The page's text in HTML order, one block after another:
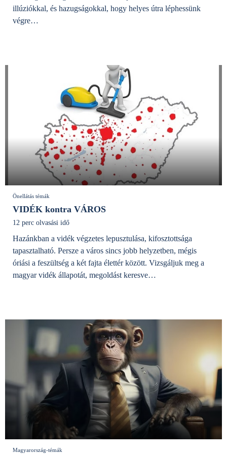
illúziókkal, és hazugságokkal, hogy helyes útra léphessünk
végre…
Önellátás témák
VIDÉK kontra VÁROS
12 perc olvasási idő
Hazánkban a vidék végzetes lepusztulása, kifosztottsága
tapasztalható. Persze a város sincs jobb helyzetben, mégis
óriási a feszültség a két fajta élettér között. Vizsgáljuk meg a
magyar vidék állapotát, megoldást keresve…
Magyarország-témák